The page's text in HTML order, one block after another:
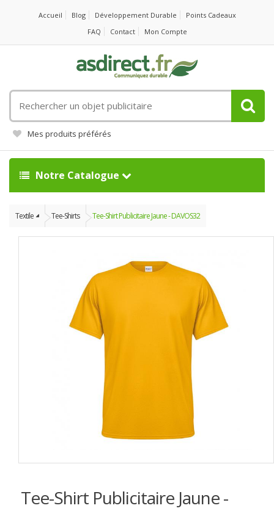
Accueil Blog Développement Durable
Points Cadeaux
FAQ
Contact Mon Compte
un
objet
publicitaire
Mes produits préférés
Notre Catalogue
Textile Tee-Shirts Tee-Shirt Publicitaire Jaune - DAVOS32
Tee-Shirt Publicitaire Jaune -